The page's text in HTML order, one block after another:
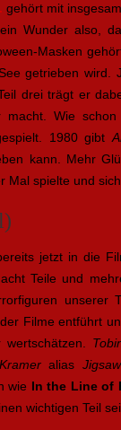
gehört mit
Wunder also,
Masken
getrieben wird.
drei trägt er
macht. Wie
1980 gibt
kann. Mehr
Mal spielte und
jetzt in die
Teile und
Filme entführt
alias Jigsaw
wie In the Line of
wichtigen Teil